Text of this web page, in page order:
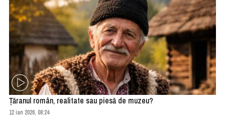
Ţăranul român, realitate sau piesă de muzeu?
12 ian 2026, 08:24